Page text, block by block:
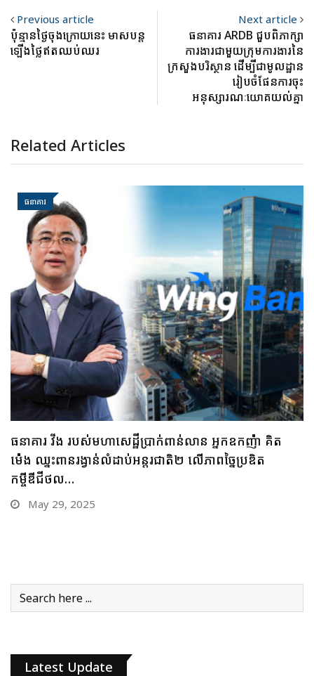
Previous article
ប៉ុន្មានថ្ងៃចុងក្រោយនេះ មាសបន្ត
ឡើងថ្លៃឥតឈប់ឈរ
Next article
ធនាគារ ARDB ជួបពិភាក្សា
ការងារជាមួយក្រុមការងារនៃ
ក្រសួងបរិស្ថាន ដើម្បីជាមូលដ្ឋាន
រៀបចំផែនការចុះ
អនុស្សារណៈយោគយល់គ្នា
Related Articles
ធនាគារ
ធនាគារ ប្រៃសណីយ៍កម្ពុជា និងក្រុមហ៊ុន អាយជី អាណា
ចក្រថិក ចុះកិច្ចព្រមព្រៀងភាពជាដៃគូយុទ្ធសាស្ត្រផ្នែកបច្ចេកវិទ្យា
May 28, 2025
Latest Update